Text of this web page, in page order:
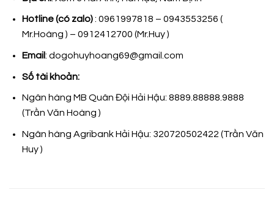
Hotline (có zalo): 0961997818 – 0943553256 (
Mr.Hoàng ) – 0912412700 (Mr.Huy )
Email: dogohuyhoang69@gmail.com
Số tài khoản:
Ngân hàng MB Quân Đội Hải Hậu: 8889.88888.9888
(Trần Văn Hoàng )
Ngân hàng Agribank Hải Hậu: 320720502422 (Trần Văn
Huy )